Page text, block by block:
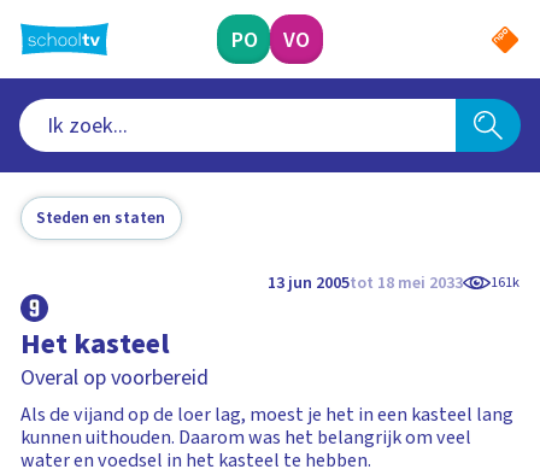
naar
hoofdinhoud
PO VO
Steden en staten
13 jun 2005tot 18 mei 2033 161k
Het kasteel
Overal op voorbereid
Als de vijand op de loer lag, moest je het in een kasteel lang
kunnen uithouden. Daarom was het belangrijk om veel
water en voedsel in het kasteel te hebben.